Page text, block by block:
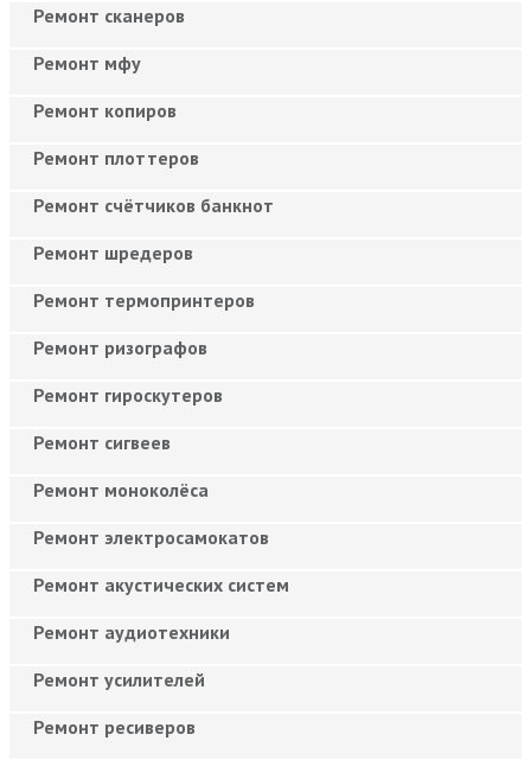
Ремонт сканеров
Ремонт мфу
Ремонт копиров
Ремонт плоттеров
Ремонт счётчиков банкнот
Ремонт шредеров
Ремонт термопринтеров
Ремонт ризографов
Ремонт гироскутеров
Ремонт сигвеев
Ремонт моноколёса
Ремонт электросамокатов
Ремонт акустических систем
Ремонт аудиотехники
Ремонт усилителей
Ремонт ресиверов